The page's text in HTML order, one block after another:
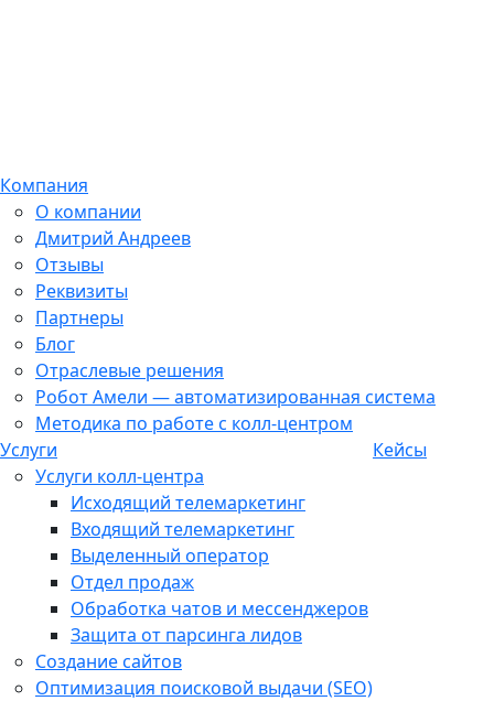
Компания
О компании
Дмитрий Андреев
Отзывы
Реквизиты
Партнеры
Блог
Отраслевые решения
Робот Амели — автоматизированная система
Методика по работе с колл-центром
Услуги
Услуги колл-центра
Исходящий телемаркетинг
Входящий телемаркетинг
Выделенный оператор
Отдел продаж
Обработка чатов и мессенджеров
Защита от парсинга лидов
Создание сайтов
Оптимизация поисковой выдачи (SEO)
Кейсы